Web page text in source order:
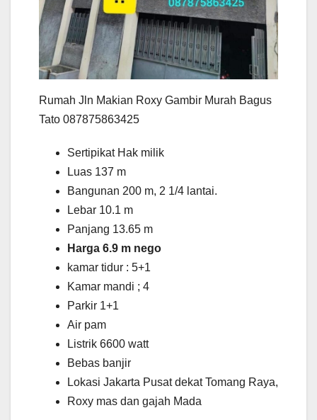
Rumah Jln Makian Roxy Gambir Murah Bagus
Tato 087875863425
Sertipikat Hak milik
Luas 137 m
Bangunan 200 m, 2 1/4 lantai.
Lebar 10.1 m
Panjang 13.65 m
Harga 6.9 m nego
kamar tidur : 5+1
Kamar mandi ; 4
Parkir 1+1
Air pam
Listrik 6600 watt
Bebas banjir
Lokasi Jakarta Pusat dekat Tomang Raya,
Roxy mas dan gajah Mada